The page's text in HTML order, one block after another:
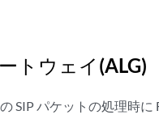
トウェイ(ALG)
SIP パケットの処理時